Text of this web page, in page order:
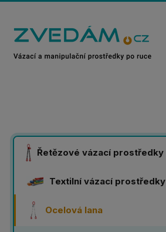
Řetězové vázací prostředky
Textilní vázací prostředky
Ocelová lana